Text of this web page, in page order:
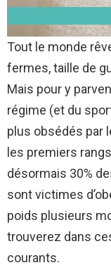
Tout le monde
fermes, taille de
Mais pour y
régime (et du
plus obsédés par
les premiers
désormais 30%
sont victimes
poids plusieurs
trouverez dans
courants.